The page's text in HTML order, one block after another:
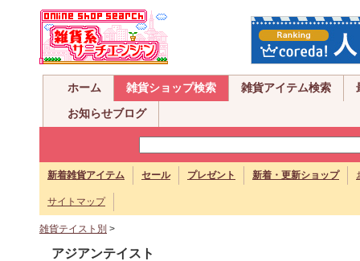
ホーム 雑貨ショップ検索 雑貨アイテム検索
お知らせブログ
新着雑貨アイテム セール プレゼント 新着・更新ショップ
サイトマップ
雑貨テイスト別 >
アジアンテイスト